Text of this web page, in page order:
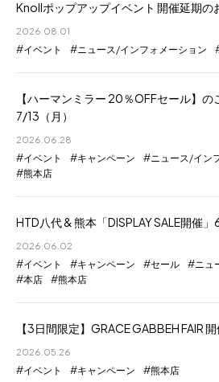
フラッグシップストア
熊本店
Arv
Knollポップアップイベント 開催延期の
2026.08.01
イベント ニュース/インフォメーション
【ハーマンミラー 20％OFFセール】
7/13（月）
2026.06.28
イベント キャンペーン ニュース/イン
熊本店
HTD八代 & 熊本「DISPLAY SALE開催
2026.06.02
イベント キャンペーン セール
ニュ
本店
熊本店
【3日間限定】GRACE GABBEH FAIR
2026.05.26
イベント キャンペーン 熊本店